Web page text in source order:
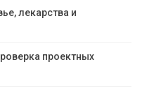
лекарства и
проектных